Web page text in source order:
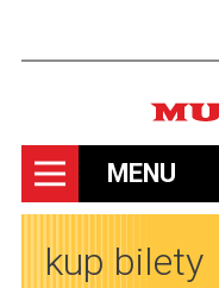
MENU
kup bilety